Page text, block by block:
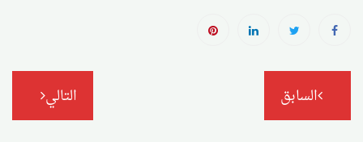
تصفّح
المقالات
السابق التالي